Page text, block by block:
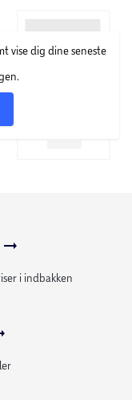
vise dig dine seneste
i indbakken